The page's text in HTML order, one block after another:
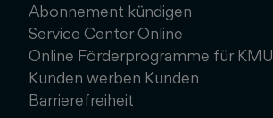
Abonnement kündigen
Service Center Online
Online Förderprogramme für KMU
Kunden werben Kunden
Barrierefreiheit